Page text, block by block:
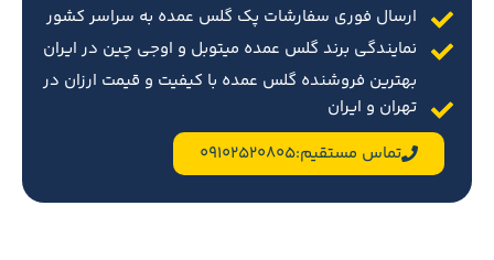
ارسال فوری سفارشات پک گلس عمده به سراسر کشور
نمایندگی برند گلس عمده میتوبل و اوجی چین در ایران
بهترین فروشنده گلس عمده با کیفیت و قیمت ارزان در
تهران و ایران
تماس مستقیم:09102520805